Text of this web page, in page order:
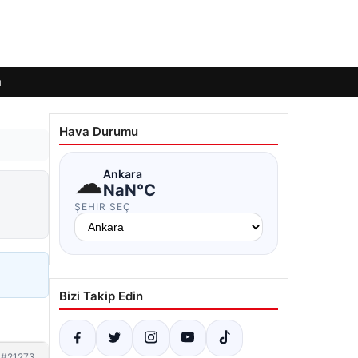
Hava Durumu
☁Ankara
NaN°C
ŞEHIR SEÇ
Bizi Takip Edin